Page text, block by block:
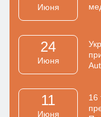
Июня
24
Июня
11
Июня
16